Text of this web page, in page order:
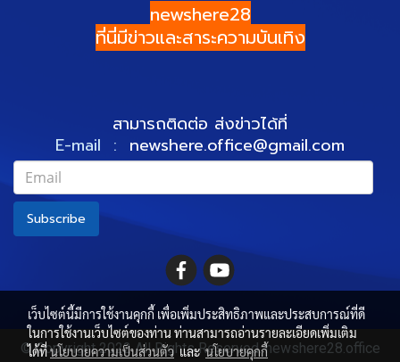
newshere28
ที่นี่มีข่าวและสาระความบันเทิง
สามารถติดต่อ ส่งข่าวได้ที่
E-mail : newshere.office@gmail.com
Subscribe
© Copyright 2022 All Rights Reserved. newshere28.office
เว็บไซต์นี้มีการใช้งานคุกกี้ เพื่อเพิ่มประสิทธิภาพและประสบการณ์ที่ดี
ในการใช้งานเว็บไซต์ของท่าน ท่านสามารถอ่านรายละเอียดเพิ่มเติม
ได้ที่นโยบายความเป็นส่วนตัวและนโยบายคุกกี้